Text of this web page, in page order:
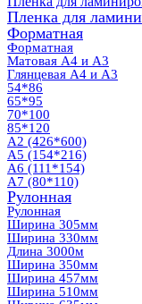
Пленка для
Форматная
Форматная
Матовая А4 и А3
Глянцевая А4 и А3
54*86
65*95
70*100
85*120
А2 (426*600)
А5 (154*216)
А6 (111*154)
А7 (80*110)
Рулонная
Рулонная
Ширина 305мм
Ширина 330мм
Длина 3000м
Ширина 350мм
Ширина 457мм
Ширина 510мм